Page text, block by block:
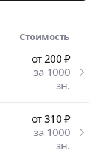
Стоимость
от 200 ₽
за 1000
зн.
от 310 ₽
за 1000
зн.